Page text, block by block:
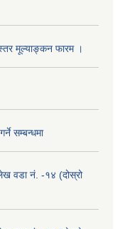
स्तर मूल्याङ्कन फारम ।
सम्बन्धमा
वडा नं. -१४ (दोस्रो